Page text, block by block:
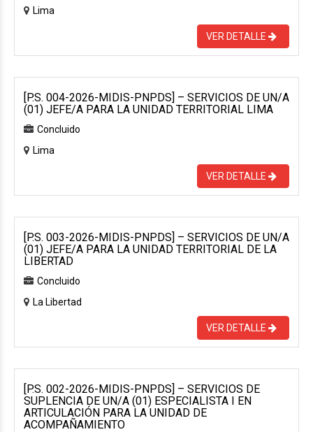
Lima
VER DETALLE
[P.S. 004-2026-MIDIS-PNPDS] – SERVICIOS DE UN/A
(01) JEFE/A PARA LA UNIDAD TERRITORIAL LIMA
Concluido
Lima
VER DETALLE
[P.S. 003-2026-MIDIS-PNPDS] – SERVICIOS DE UN/A
(01) JEFE/A PARA LA UNIDAD TERRITORIAL DE LA
LIBERTAD
Concluido
La Libertad
VER DETALLE
[P.S. 002-2026-MIDIS-PNPDS] – SERVICIOS DE
SUPLENCIA DE UN/A (01) ESPECIALISTA I EN
ARTICULACIÓN PARA LA UNIDAD DE
ACOMPAÑAMIENTO